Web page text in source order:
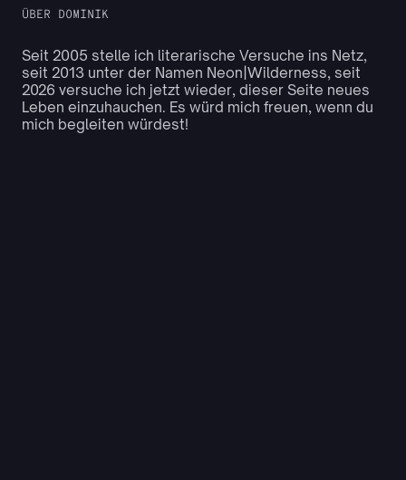
ÜBER DOMINIK
Seit 2005 stelle ich literarische Versuche ins Netz,
seit 2013 unter der Namen Neon|Wilderness, seit
2026 versuche ich jetzt wieder, dieser Seite neues
Leben einzuhauchen. Es würd mich freuen, wenn du
mich begleiten würdest!